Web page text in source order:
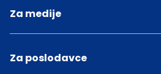
Za medije
Za poslodavce